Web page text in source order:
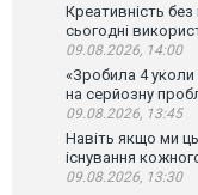
Креативність
сьогодні
09.08.2026, 14:00
«Зробила 4
на серйозну
09.08.2026, 13:45
Навіть якщо ми
існування
09.08.2026, 13:30